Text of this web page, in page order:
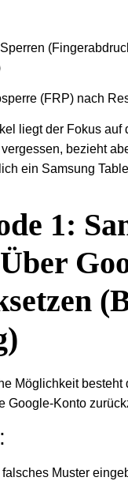
(FRP) nach
liegt der Fokus
bezieht
ein Samsung
1:
Möglichkeit besteht
Google-Konto
Muster